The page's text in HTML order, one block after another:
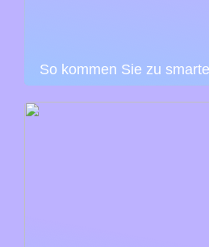
So kommen Sie zu